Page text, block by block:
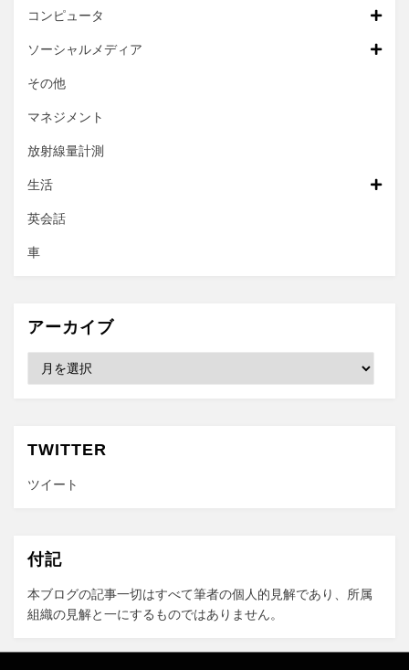
コンピュータ
ソーシャルメディア
その他
マネジメント
放射線量計測
生活
英会話
車
アーカイブ
ー
ブ
TWITTER
ツイート
付記
本ブログの記事一切はすべて筆者の個人的見解であり、所属
組織の見解と一にするものではありません。